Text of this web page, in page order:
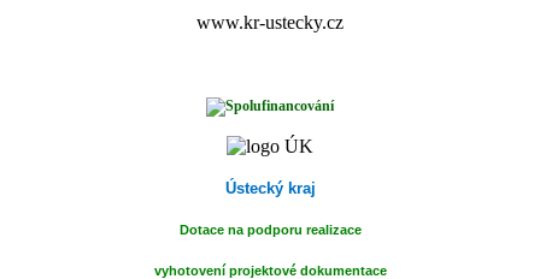
www.kr-ustecky.cz
Ústecký kraj
Dotace na podporu realizace
vyhotovení projektové dokumentace